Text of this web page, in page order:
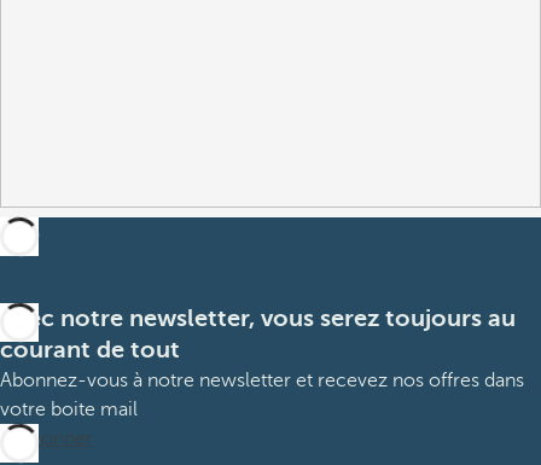
Avec notre newsletter, vous serez toujours au
courant de tout
Abonnez-vous à notre newsletter et recevez nos offres dans
votre boite mail
M’abonner